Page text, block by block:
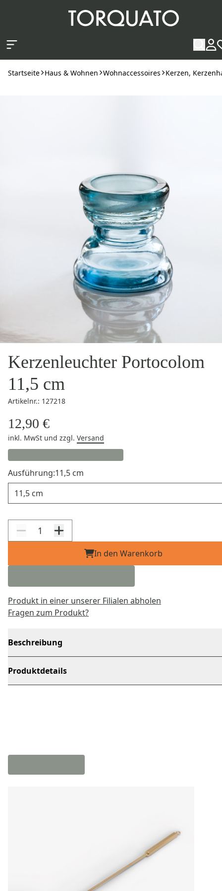
Startseite Haus & Wohnen Wohnaccessoires Kerzen,
Kerzenleuchter Portocolom
11,5 cm
Artikelnr.: 127218
12,90 €
inkl. MwSt und zzgl. Versand
Ausführung:11,5 cm
In den Warenkorb
Produkt in einer unserer Filialen abholen
Fragen zum Produkt?
Beschreibung
Produktdetails